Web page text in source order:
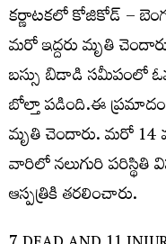
కర్ణాటకలో కోజికోడ్‌ –
మరో ఇద్దరు మృతి
బస్సు బిడాడి సమీపంలో
బోల్తా పడింది.ఈ
మృతి చెందారు. మరో
వారిలో నలుగురి పరిస్థితి
ఆస్పత్రికి తరలించారు.